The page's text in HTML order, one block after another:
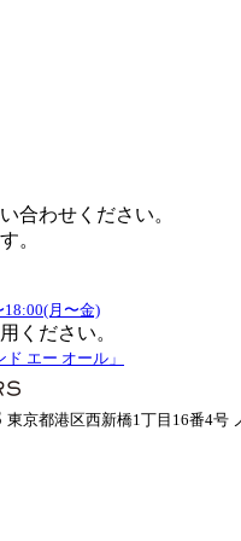
合わせください。
。
18:00(月〜金)
ください。
エー オール」
東京都港区西新橋1丁目16番4号